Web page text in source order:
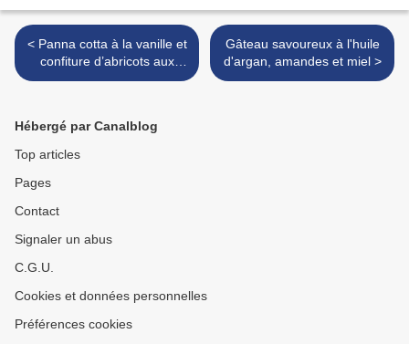
< Panna cotta à la vanille et
confiture d’abricots aux
calissons
Gâteau savoureux à l'huile
d'argan, amandes et miel >
Hébergé par Canalblog
Top articles
Pages
Contact
Signaler un abus
C.G.U.
Cookies et données personnelles
Préférences cookies